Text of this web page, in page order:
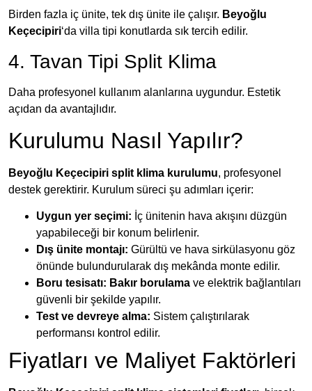
Birden fazla iç ünite, tek dış ünite ile çalışır. Beyoğlu
Keçecipiri‘da villa tipi konutlarda sık tercih edilir.
4. Tavan Tipi Split Klima
Daha profesyonel kullanım alanlarına uygundur. Estetik
açıdan da avantajlıdır.
Kurulumu Nasıl Yapılır?
Beyoğlu Keçecipiri split klima kurulumu, profesyonel
destek gerektirir. Kurulum süreci şu adımları içerir:
Uygun yer seçimi: İç ünitenin hava akışını düzgün
yapabileceği bir konum belirlenir.
Dış ünite montajı: Gürültü ve hava sirkülasyonu göz
önünde bulundurularak dış mekânda monte edilir.
Boru tesisatı: Bakır borulama ve elektrik bağlantıları
güvenli bir şekilde yapılır.
Test ve devreye alma: Sistem çalıştırılarak
performansı kontrol edilir.
Fiyatları ve Maliyet Faktörleri